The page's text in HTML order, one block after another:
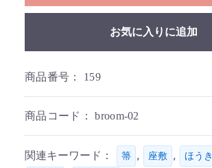
お気に入りに追加
商品番号： 159
商品コード：broom-02
関連キーワード： 箒 , 座敷 , ほうき